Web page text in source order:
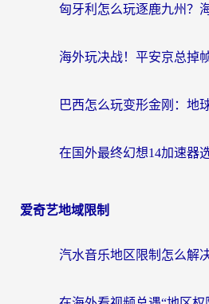
爱奇艺地域限制